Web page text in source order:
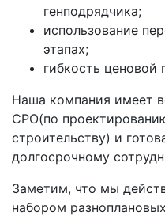
генподрядчика;
использование
этапах;
гибкость ценовой
Наша компания имеет
СРО(по
строительству) и
долгосрочному
Заметим, что мы
набором